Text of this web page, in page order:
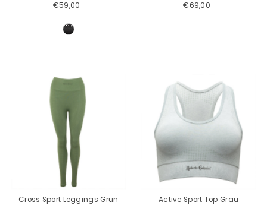
Regulärer
€59,00
Regulärer
€69,00
Cross Sport Leggings Grün
Active Sport Top Grau